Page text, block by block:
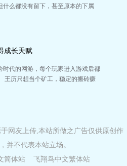
什么都没有留下，甚至原本的下属
成长天赋
时代的网游，每个玩家进入游戏后都
王历只想当个矿工，稳定的搬砖赚
网友上传,本站所做之广告仅供原创作
并不代表本站立场。
简体站 飞翔鸟中文繁体站